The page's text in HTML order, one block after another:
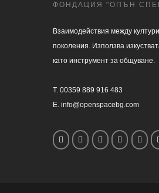
ФОНДАЦИЯ "ОПЪН
Взаимодействия между
поколения. Използва
като инструмент за общуване.
T. 00359 889 916 483
E. info@openspacebg.com